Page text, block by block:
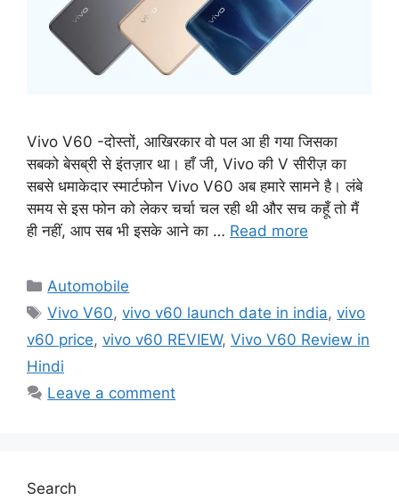
Vivo V60 -दोस्तों, आखिरकार वो पल आ ही गया जिसका
सबको बेसब्री से इंतज़ार था। हाँ जी, Vivo की V सीरीज़ का
सबसे धमाकेदार स्मार्टफोन Vivo V60 अब हमारे सामने है। लंबे
समय से इस फोन को लेकर चर्चा चल रही थी और सच कहूँ तो मैं
ही नहीं, आप सब भी इसके आने का … Read more
Categories
Automobile
Tags
Vivo V60,vivo v60 launch date in india,vivo
v60 price, vivo v60 REVIEW, Vivo V60 Review in
Hindi
Leave a comment
Search